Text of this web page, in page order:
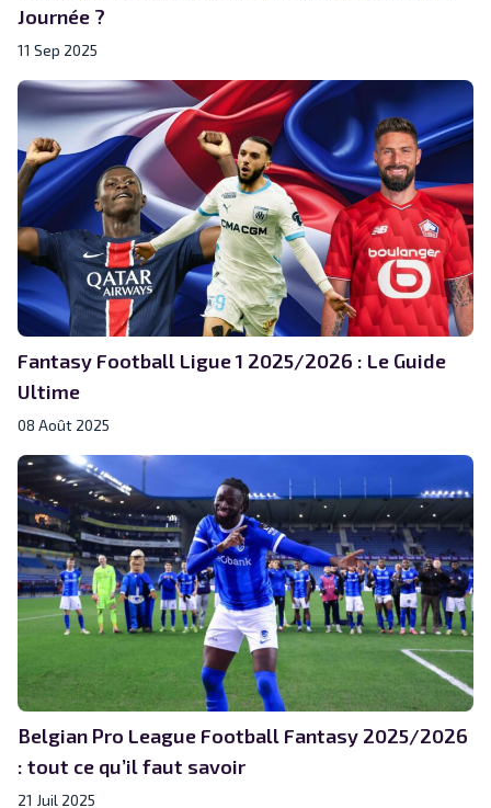
Journée ?
11 Sep 2025
Fantasy Football Ligue 1 2025/2026 : Le Guide
Ultime
08 Août 2025
Belgian Pro League Football Fantasy 2025/2026
: tout ce qu’il faut savoir
21 Juil 2025